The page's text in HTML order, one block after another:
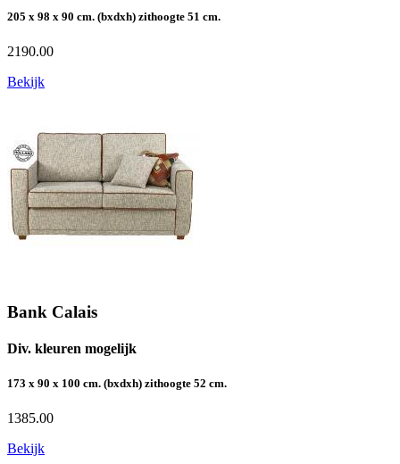
205 x 98 x 90 cm. (bxdxh) zithoogte 51 cm.
2190.00
Bekijk
Bank Calais
Div. kleuren mogelijk
173 x 90 x 100 cm. (bxdxh) zithoogte 52 cm.
1385.00
Bekijk